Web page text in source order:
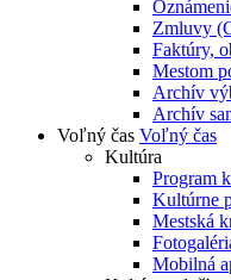
Zmluvy
Faktúry,
Mestom
Archív
Archív
Voľný čas Voľný čas
Kultúra
Program
Kultúrne
Mestská
Mobilná